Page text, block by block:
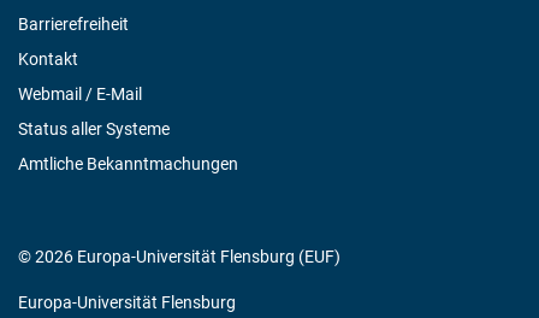
Barrierefreiheit
Kontakt
Webmail / E-Mail
Status aller Systeme
Amtliche Bekanntmachungen
© 2026 Europa-Universität Flensburg (EUF)
Europa-Universität Flensburg